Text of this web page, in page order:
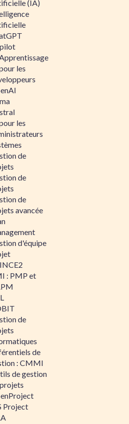
(IA)
les
les
de
de
de
avancée
d'équipe
: PMP et
de
de
: CMMI
de gestion
Project